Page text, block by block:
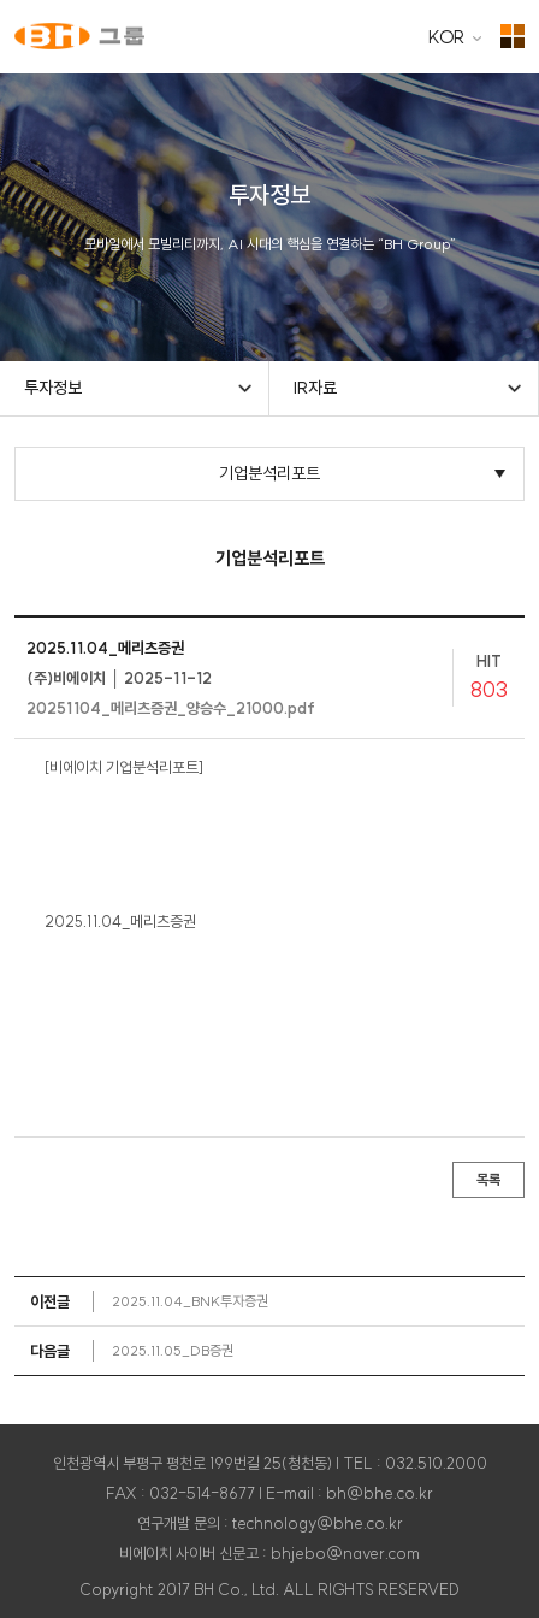
KOR
투자정보
모바일에서 모빌리티까지, AI 시대의 핵심을 연결하는 “BH Group”
투자정보 IR자료
기업분석리포트
기업분석리포트
2025.11.04_메리츠증권
(주)비에이치 │ 2025-11-12
20251104_메리츠증권_양승수_21000.pdf
HIT
803
[비에이치 기업분석리포트]
2025.11.04_메리츠증권
목록
이전글 2025.11.04_BNK투자증권
다음글 2025.11.05_DB증권
인천광역시 부평구 평천로 199번길 25(청천동) | TEL : 032.510.2000
FAX : 032-514-8677 | E-mail : bh@bhe.co.kr
연구개발 문의 : technology@bhe.co.kr
비에이치 사이버 신문고 : bhjebo@naver.com
Copyright 2017 BH Co., Ltd. ALL RIGHTS RESERVED